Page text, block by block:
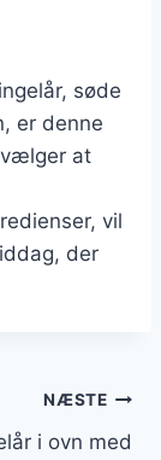
søde
er denne
vælger at
vil
der
NÆSTE
i ovn med